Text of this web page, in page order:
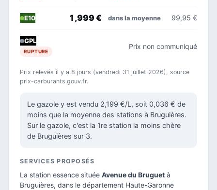
E10 1,999 € dans la moyenne 99,95 €
GPL
RUPTURE
Prix non communiqué
Prix relevés il y a 8 jours (vendredi 31 juillet 2026), source
prix-carburants.gouv.fr.
Le gazole y est vendu 2,199 €/L, soit 0,036 € de
moins que la moyenne des stations à Bruguières.
Sur le gazole, c'est la 1re station la moins chère
de Bruguières sur 3.
SERVICES PROPOSÉS
La station essence située Avenue du Bruguet à
Bruguières, dans le département Haute-Garonne